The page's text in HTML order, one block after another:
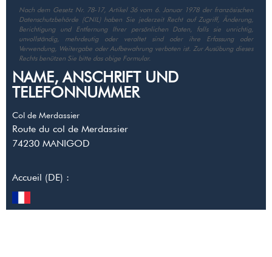
Nach dem Gesetz Nr. 78-17, Artikel 36 vom 6. Januar 1978 der französischen
Datenschutzbehörde (CNIL) haben Sie jederzeit Recht auf Zugriff, Änderung,
Berichtigung und Entfernung Ihrer persönlichen Daten, falls sie unrichtig,
unvollständig, mehrdeutig oder veraltet sind oder ihre Erfassung oder
Verwendung, Weitergabe oder Aufbewahrung verboten ist. Zur Ausübung dieses
Rechts benützen Sie bitte das obige Formular.
NAME, ANSCHRIFT UND
TELEFONNUMMER
Col de Merdassier
Route du col de Merdassier
74230 MANIGOD
Accueil (DE) :